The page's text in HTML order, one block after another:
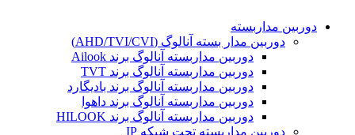
دوربین مداربسته
دوربین مدار بسته آنالوگ (AHD/TVI/CVI)
دوربین مداربسته آنالوگ برند Ailook
دوربین مداربسته آنالوگ برند TVT
دوربین مداربسته آنالوگ برند بادیگارد
دوربین مداربسته آنالوگ برند داهوا
دوربین مداربسته آنالوگ برند HILOOK
دوربین مداربسته تحت شبکه IP